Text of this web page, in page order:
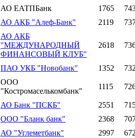
АО ЕАТПБанк 1765
АО АКБ "Алеф-Банк" 2119
АО АКБ
"МЕЖДУНАРОДНЫЙ
ФИНАНСОВЫЙ КЛУБ"
2618
ПАО УКБ "Новобанк" 1352
ООО
"Костромаселькомбанк"
1115
АО Банк "ПСКБ" 2551
ООО "Бланк банк" 2368
АО "Углеметбанк" 2997